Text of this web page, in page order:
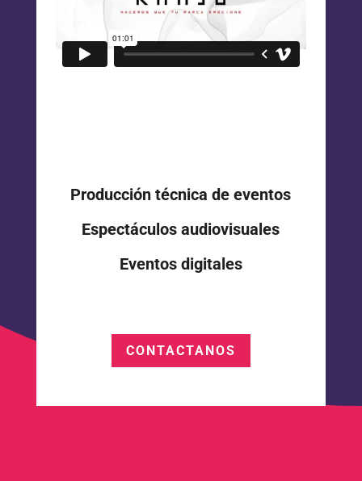
Producción técnica de eventos
Espectáculos audiovisuales
Eventos digitales
CONTACTANOS